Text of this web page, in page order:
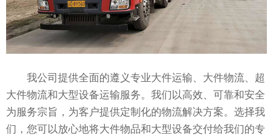
我公司提供全面的遵义专业大件运输、大件物流、超
大件物流和大型设备运输服务。我们以高效、可靠和安全
为服务宗旨，为客户提供定制化的物流解决方案。选择我
们，您可以放心地将大件物品和大型设备交付给我们的专